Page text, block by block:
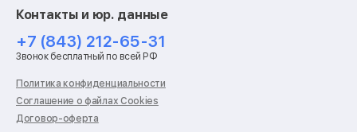
Ремонт роботов-пылесосов
Ремонт холодильников
Ремонт стиральных машин
Ремонт пылесосов
Ремонт варочных панелей
Ремонт духовых шкафов
Ремонт кондиционеров
Ремонт кухонных комбайнов
Контакты и юр. данные
+7 (843) 212-65-31
Звонок бесплатный по всей РФ
Политика конфиденциальности
Соглашение о файлах Cookies
Договор-оферта